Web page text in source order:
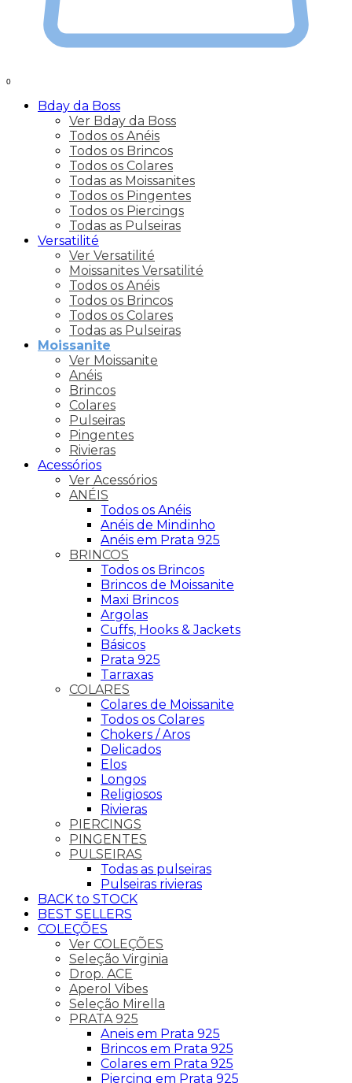
0
Bday da Boss
Ver Bday da Boss
Todos os Anéis
Todos os Brincos
Todos os Colares
Todas as Moissanites
Todos os Pingentes
Todos os Piercings
Todas as Pulseiras
Versatilité
Ver Versatilité
Moissanites Versatilité
Todos os Anéis
Todos os Brincos
Todos os Colares
Todas as Pulseiras
Moissanite
Ver Moissanite
Anéis
Brincos
Colares
Pulseiras
Pingentes
Rivieras
Acessórios
Ver Acessórios
ANÉIS
Todos os Anéis
Anéis de Mindinho
Anéis em Prata 925
BRINCOS
Todos os Brincos
Brincos de Moissanite
Maxi Brincos
Argolas
Cuffs, Hooks & Jackets
Básicos
Prata 925
Tarraxas
COLARES
Colares de Moissanite
Todos os Colares
Chokers / Aros
Delicados
Elos
Longos
Religiosos
Rivieras
PIERCINGS
PINGENTES
PULSEIRAS
Todas as pulseiras
Pulseiras rivieras
BACK to STOCK
BEST SELLERS
COLEÇÕES
Ver COLEÇÕES
Seleção Virginia
Drop. ACE
Aperol Vibes
Seleção Mirella
PRATA 925
Aneis em Prata 925
Brincos em Prata 925
Colares em Prata 925
Piercing em Prata 925